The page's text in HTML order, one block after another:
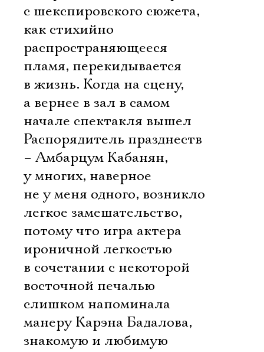
с шекспировского сюжета,
как стихийно
распространяющееся
пламя, перекидывается
в жизнь. Когда на сцену,
а вернее в зал в самом
начале спектакля вышел
Распорядитель празднеств
– Амбарцум Кабанян,
у многих, наверное
не у меня одного, возникло
легкое замешательство,
потому что игра актера
ироничной легкостью
в сочетании с некоторой
восточной печалью
слишком напоминала
манеру Карэна Бадалова,
знакомую и любимую